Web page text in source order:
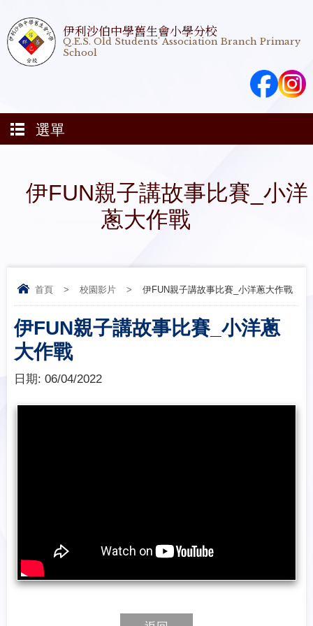
伊利沙伯中學舊生會小學分校
Q.E.S. Old Students' Association Branch Primary
School
選單
伊FUN親子講故事比賽_小洋
蔥大作戰
首頁 > 校園影片 > 伊FUN親子講故事比賽_小洋蔥大作戰
伊FUN親子講故事比賽_小洋蔥
大作戰
日期: 06/04/2022